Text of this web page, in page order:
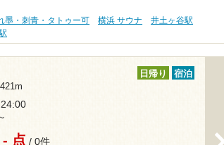
墨・刺青・タトゥー可 横浜 サウナ
井土ヶ谷駅
日帰り 宿泊
- 点 / 0件